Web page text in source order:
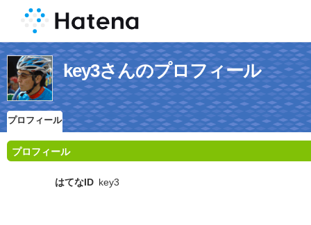
key3さんのプロフィール
プロフィール
プロフィール
はてなID key3